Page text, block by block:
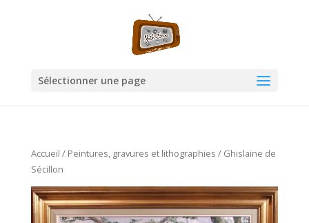
Sélectionner une page
Accueil / Peintures, gravures et lithographies / Ghislaine de
Sécillon